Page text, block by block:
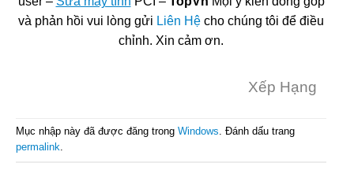
và phản hồi vui lòng gửi Liên Hệ cho chúng tôi để điều
chỉnh. Xin cảm ơn.
Xếp Hạng
Mục nhập này đã được đăng trong Windows . Đánh dấu trang
permalink